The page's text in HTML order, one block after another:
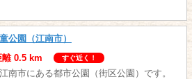
公園（江南市）
離 0.5 km
すぐ近く！
南市にある都市公園（街区公園）です。